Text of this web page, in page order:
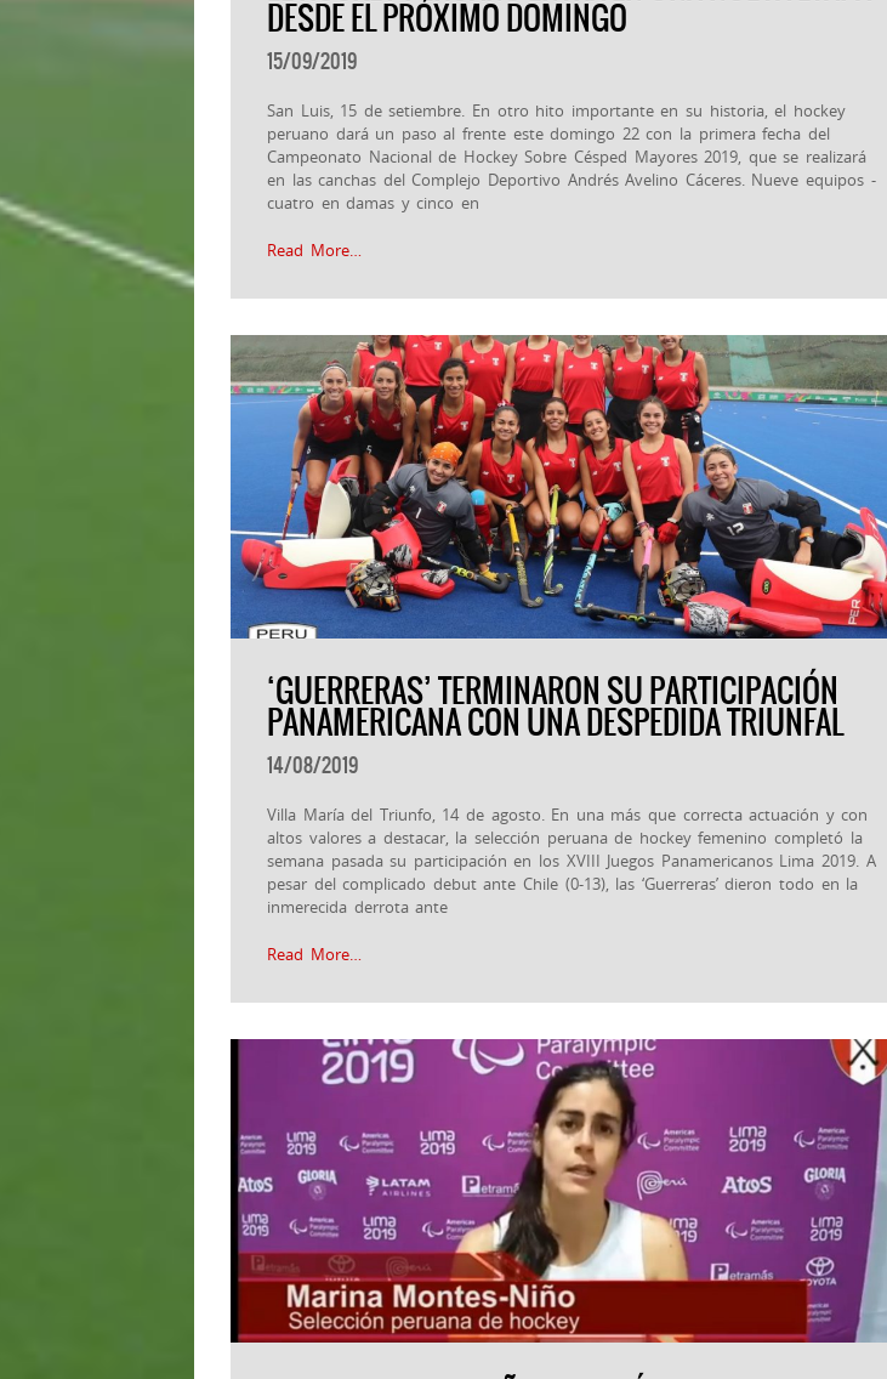
DESDE EL PRÓXIMO DOMINGO
15/09/2019
San Luis, 15 de setiembre. En otro hito importante en su historia, el hockey
peruano dará un paso al frente este domingo 22 con la primera fecha del
Campeonato Nacional de Hockey Sobre Césped Mayores 2019, que se realizará
en las canchas del Complejo Deportivo Andrés Avelino Cáceres. Nueve equipos -
cuatro en damas y cinco en
Read More…
‘GUERRERAS’ TERMINARON SU PARTICIPACIÓN
PANAMERICANA CON UNA DESPEDIDA TRIUNFAL
14/08/2019
Villa María del Triunfo, 14 de agosto. En una más que correcta actuación y con
altos valores a destacar, la selección peruana de hockey femenino completó la
semana pasada su participación en los XVIII Juegos Panamericanos Lima 2019. A
pesar del complicado debut ante Chile (0-13), las ‘Guerreras’ dieron todo en la
inmerecida derrota ante
Read More…